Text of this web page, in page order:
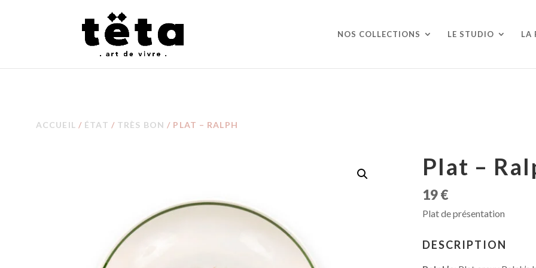
NOS COLLECTIONS LE STUDIO LA
ACCUEIL / ÉTAT / TRÈS BON / PLAT – RALPH
Plat –
19€
Plat de présentation
DESCRIPTION